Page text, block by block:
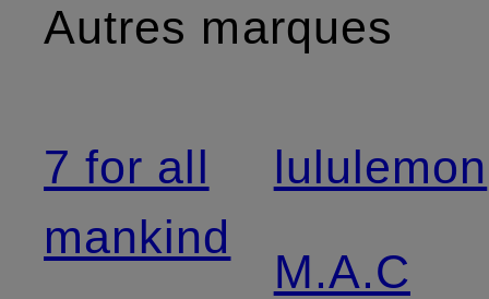
Autres marques
7 for all
mankind
lululemon
M.A.C